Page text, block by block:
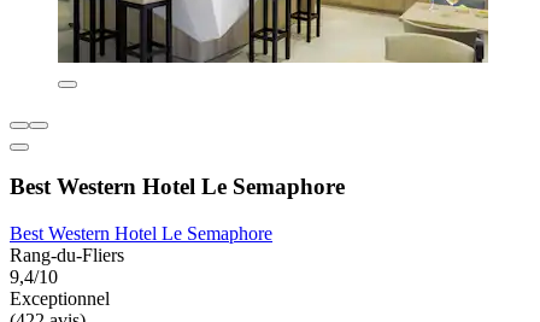
Best Western Hotel Le Semaphore
Best Western Hotel Le Semaphore
Rang-du-Fliers
9,4/10
Exceptionnel